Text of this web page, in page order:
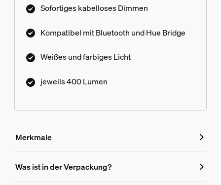
Sofortiges kabelloses Dimmen
Kompatibel mit Bluetooth und Hue Bridge
Weißes und farbiges Licht
jeweils 400 Lumen
Merkmale
Merkmale
Was ist in der Verpackung?